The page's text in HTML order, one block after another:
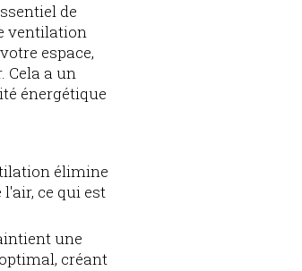
de
ventilation
espace,
Cela a un
énergétique
élimine
ce qui est
une
créant